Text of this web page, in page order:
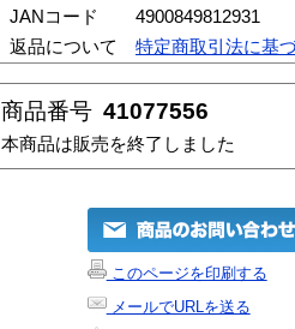
JANコード
4900849812931
返品について
特定商取引法に基
商品番号 41077556
本商品は販売を終了しました
このページを印刷する
メールでURLを送る